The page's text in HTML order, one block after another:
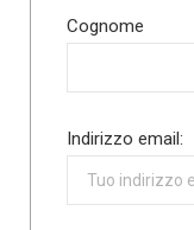
Cognome
Indirizzo email: